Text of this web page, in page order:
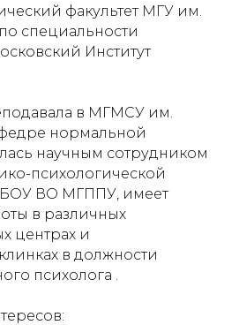
факультет МГУ им.
специальности
Институт
в МГМСУ им.
нормальной
научным сотрудником
психологической
ВО МГППУ, имеет
в различных
центрах и
в должности
психолога .